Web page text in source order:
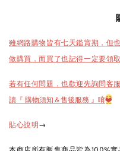
雖網路購物皆有七天鑑賞期，但
做購買，而買了也記得一定要領
若有任何問題，也歡迎先詢問客
讀『 購物須知＆售後服務 』唷❤️
貼心說明→